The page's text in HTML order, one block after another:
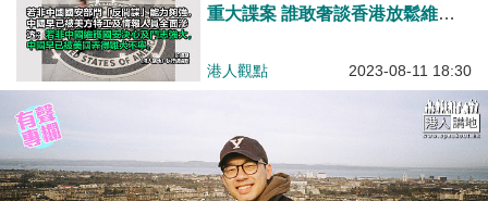
重大諜案 誰敢奢談香港放鬆維護
港人觀點 2023-08-11 18:30